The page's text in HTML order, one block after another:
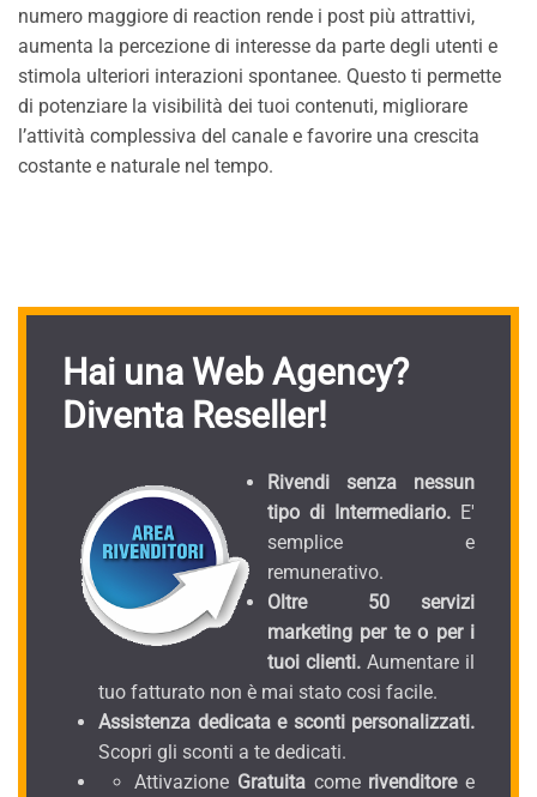
numero maggiore di reaction rende i post più attrattivi,
aumenta la percezione di interesse da parte degli utenti e
stimola ulteriori interazioni spontanee. Questo ti permette
di potenziare la visibilità dei tuoi contenuti, migliorare
l’attività complessiva del canale e favorire una crescita
costante e naturale nel tempo.
Hai una Web Agency?
Diventa Reseller!
Rivendi senza nessun
tipo di Intermediario. E'
semplice e
remunerativo.
Oltre 50 servizi
marketing per te o per i
tuoi clienti. Aumentare il
tuo fatturato non è mai stato cosi facile.
Assistenza dedicata e sconti personalizzati.
Scopri gli sconti a te dedicati.
Attivazione Gratuitacomerivenditoree